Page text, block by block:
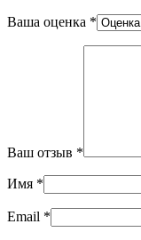
Ваша оценка *
Ваш отзыв *
Имя *
Email *